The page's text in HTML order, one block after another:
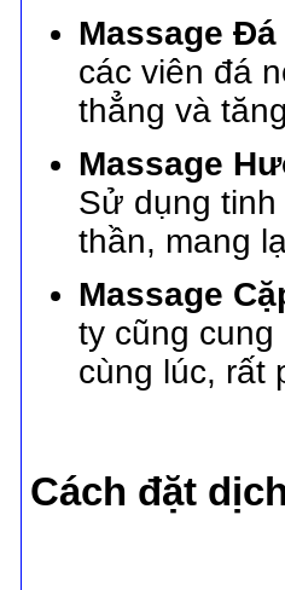
Massage
các viên đá
thẳng và
Massage
Sử dụng
thần, mang
Massage
ty cũng
cùng lúc, rất
Cách đặt